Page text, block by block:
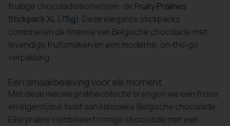
fruitige chocolademomenten: de Fruity Pralines
Stickpack XL (75g). Deze elegante stickpacks
combineren de finesse van Belgische chocolade met
levendige fruitsmaken en een moderne, on‑the‑go
verpakking.
Een smaakbeleving voor elk moment
Met deze nieuwe pralinecollectie brengen we een frisse
en eigentijdse twist aan klassieke Belgische chocolade.
Elke praline combineert romige chocolade met een